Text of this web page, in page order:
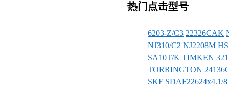
热门点击型号
6203-Z/C3 22326CAK
NJ310/C2 NJ2208M
SA10T/K TIMKEN
TORRINGTON
SKF SDAF22624x4.1/8